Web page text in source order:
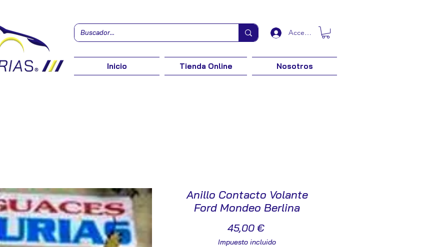
Acceder
Inicio Tienda Online Nosotros
Anillo Contacto Volante
Ford Mondeo Berlina
45,00 €Precio
Impuesto incluido